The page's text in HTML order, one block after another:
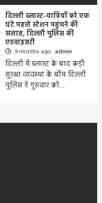
दिल्ली ब्लास्ट-यात्रियों को एक
घंटे पहले स्टेशन पहुंचने की
सलाह, दिल्ली पुलिस की
एडवाइजरी
9 months ago admin
दिल्ली में ब्लास्ट के बाद कड़ी
सुरक्षा व्यवस्था के बीच दिल्ली
पुलिस ने गुरुवार को…